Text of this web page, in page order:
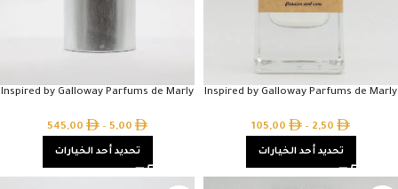
Inspired by Galloway Parfums de Marly
2,50
–
105,00
تحديد أحد الخيارات
Inspired by Galloway Parfums de Marly
5,00
–
545,00
تحديد أحد الخيارات